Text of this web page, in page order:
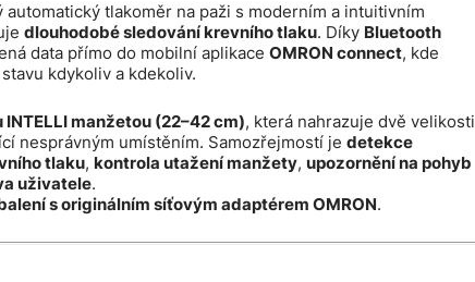
automatický tlakoměr na paži s moderním a intuitivním
dlouhodobé sledování krevního tlaku. Díky Bluetooth
data přímo do mobilní aplikace OMRON connect, kde
kdykoliv a kdekoliv.
manžetou (22–42 cm), která nahrazuje dvě velikosti
nesprávným umístěním. Samozřejmostí je detekce
tlaku, kontrola utažení manžety, upozornění na pohyb
uživatele.
s originálním síťovým adaptérem OMRON.